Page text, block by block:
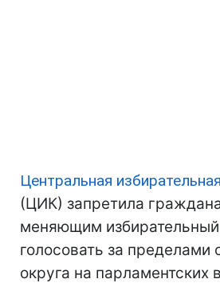
Центральная
(ЦИК) запретила
меняющим
голосовать за пределами
округа на парламентских